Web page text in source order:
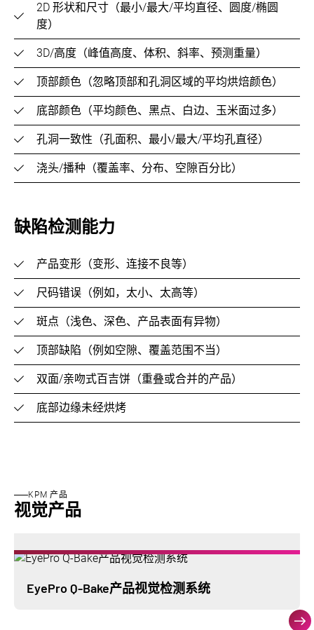
2D 形状和尺寸（最小/最大/平均直径、圆度/椭圆
度）
3D/高度（峰值高度、体积、斜率、预测重量）
顶部颜色（忽略顶部和孔洞区域的平均烘焙颜色）
底部颜色（平均颜色、黑点、白边、玉米面过多）
孔洞一致性（孔面积、最小/最大/平均孔直径）
浇头/播种（覆盖率、分布、空隙百分比）
缺陷检测能力
产品变形（变形、连接不良等）
尺码错误（例如，太小、太高等）
斑点（浅色、深色、产品表面有异物）
顶部缺陷（例如空隙、覆盖范围不当）
双面/亲吻式百吉饼（重叠或合并的产品）
底部边缘未经烘烤
KPM 产品
视觉产品
EyePro Q-Bake产品视觉检测系统